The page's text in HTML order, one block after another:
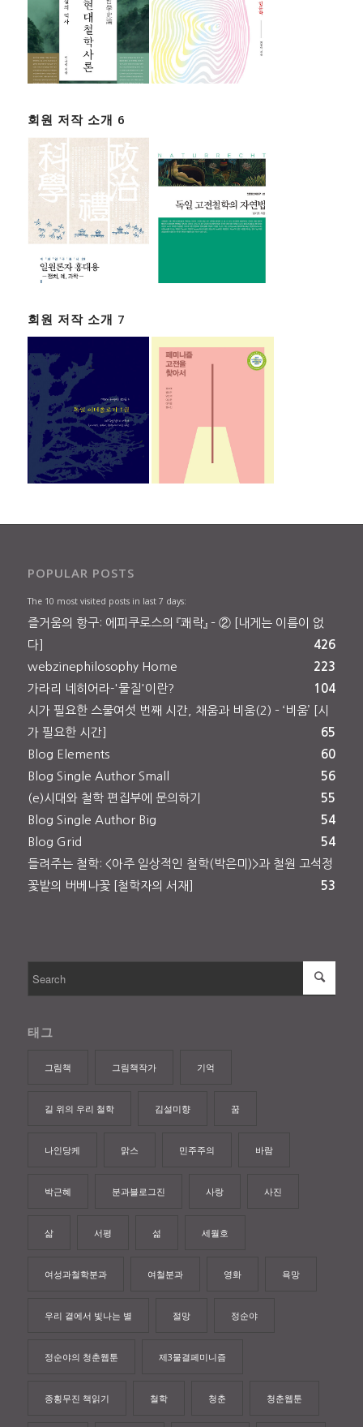
회원 저작 소개 6
회원 저작 소개 7
POPULAR POSTS
The 10 most visited posts in last 7 days:
즐거움의 항구: 에피쿠로스의 『쾌락』 – ② [내게는 이름이 없
다]
426
webzinephilosophy Home
223
가라리 네히어라-'물질'이란?
104
시가 필요한 스물여섯 번째 시간, 채움과 비움(2) – ‘비움’ [시
가 필요한 시간]
65
Blog Elements
60
Blog Single Author Small
56
(e)시대와 철학 편집부에 문의하기
55
Blog Single Author Big
54
Blog Grid
54
들려주는 철학: <아주 일상적인 철학(박은미)>과 철원 고석정
꽃밭의 버베나꽃 [철학자의 서재]
53
태그
그림책 그림책작가 기억
길 위의 우리 철학 김설미향 꿈
나인당케 맑스 민주주의 바람
박근혜 분과블로그진 사랑 사진
삶 서평 섦 세월호
여성과철학분과 여철분과 영화 욕망
우리 곁에서 빛나는 별 절망 정순야
정순야의 청춘웹툰 제3물결페미니즘
종횡무진 책읽기 철학 청춘 청춘웹툰